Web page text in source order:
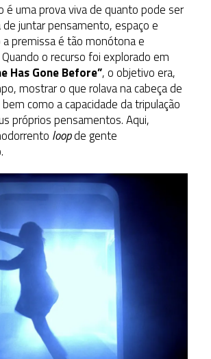
é uma prova viva de quanto pode ser
de juntar pensamento, espaço e
premissa é tão monótona e
o recurso foi explorado em
Has Gone Before”, o objetivo era,
mostrar o que rolava na cabeça de
como a capacidade da tripulação
próprios pensamentos. Aqui,
loopde gente